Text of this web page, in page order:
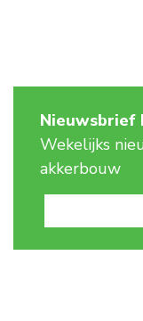
Nieuwsbrief
Wekelijks
akkerbouw